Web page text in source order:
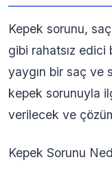
Kepek sorunu,
gibi rahatsız
yaygın bir saç ve
kepek sorunuyla
verilecek ve
Kepek Sorunu